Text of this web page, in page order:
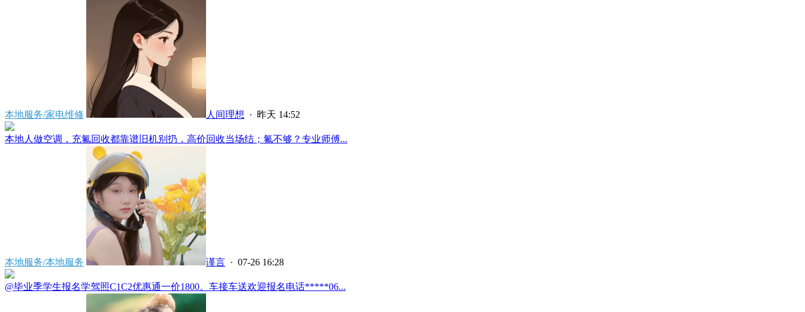
本地服务/家电维修 人间理想 · 昨天 14:52
本地人做空调，充氟回收都靠谱旧机别扔，高价回收当场结；氟不够？专业师傅...
本地服务/本地服务 谨言 · 07-26 16:28
@毕业季学生报名学驾照C1C2优惠通一价1800。车接车送欢迎报名电话*****06...